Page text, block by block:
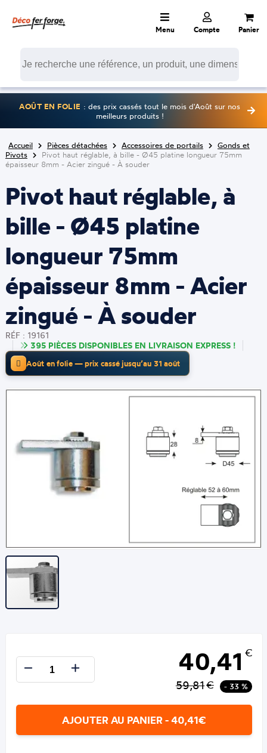
Menu Compte Panier
AOÛT EN FOLIE : des prix cassés tout le mois d'Août sur nos
meilleurs produits !
Accueil Pièces détachées Accessoires de portails
Gonds et
Pivots
Pivot haut réglable, à bille - Ø45 platine longueur 75mm
épaisseur 8mm - Acier zingué - À souder
Pivot haut réglable, à
bille - Ø45 platine
longueur 75mm
épaisseur 8mm - Acier
zingué - À souder
RÉF : 19161
395 PIÈCES DISPONIBLES EN LIVRAISON EXPRESS !
Août en folie — prix cassé jusqu’au 31 août
40,41 €
59,81€ - 33 %
AJOUTER AU PANIER - 40,41€